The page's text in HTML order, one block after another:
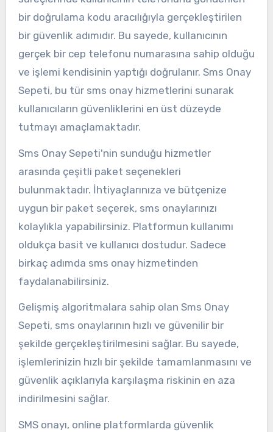
bir doğrulama kodu aracılığıyla gerçekleştirilen
bir güvenlik adımıdır. Bu sayede, kullanıcının
gerçek bir cep telefonu numarasına sahip olduğu
ve işlemi kendisinin yaptığı doğrulanır. Sms Onay
Sepeti, bu tür sms onay hizmetlerini sunarak
kullanıcıların güvenliklerini en üst düzeyde
tutmayı amaçlamaktadır.
Sms Onay Sepeti'nin sunduğu hizmetler
arasında çeşitli paket seçenekleri
bulunmaktadır. İhtiyaçlarınıza ve bütçenize
uygun bir paket seçerek, sms onaylarınızı
kolaylıkla yapabilirsiniz. Platformun kullanımı
oldukça basit ve kullanıcı dostudur. Sadece
birkaç adımda sms onay hizmetinden
faydalanabilirsiniz.
Gelişmiş algoritmalara sahip olan Sms Onay
Sepeti, sms onaylarının hızlı ve güvenilir bir
şekilde gerçekleştirilmesini sağlar. Bu sayede,
işlemlerinizin hızlı bir şekilde tamamlanmasını ve
güvenlik açıklarıyla karşılaşma riskinin en aza
indirilmesini sağlar.
SMS onayı, online platformlarda güvenlik